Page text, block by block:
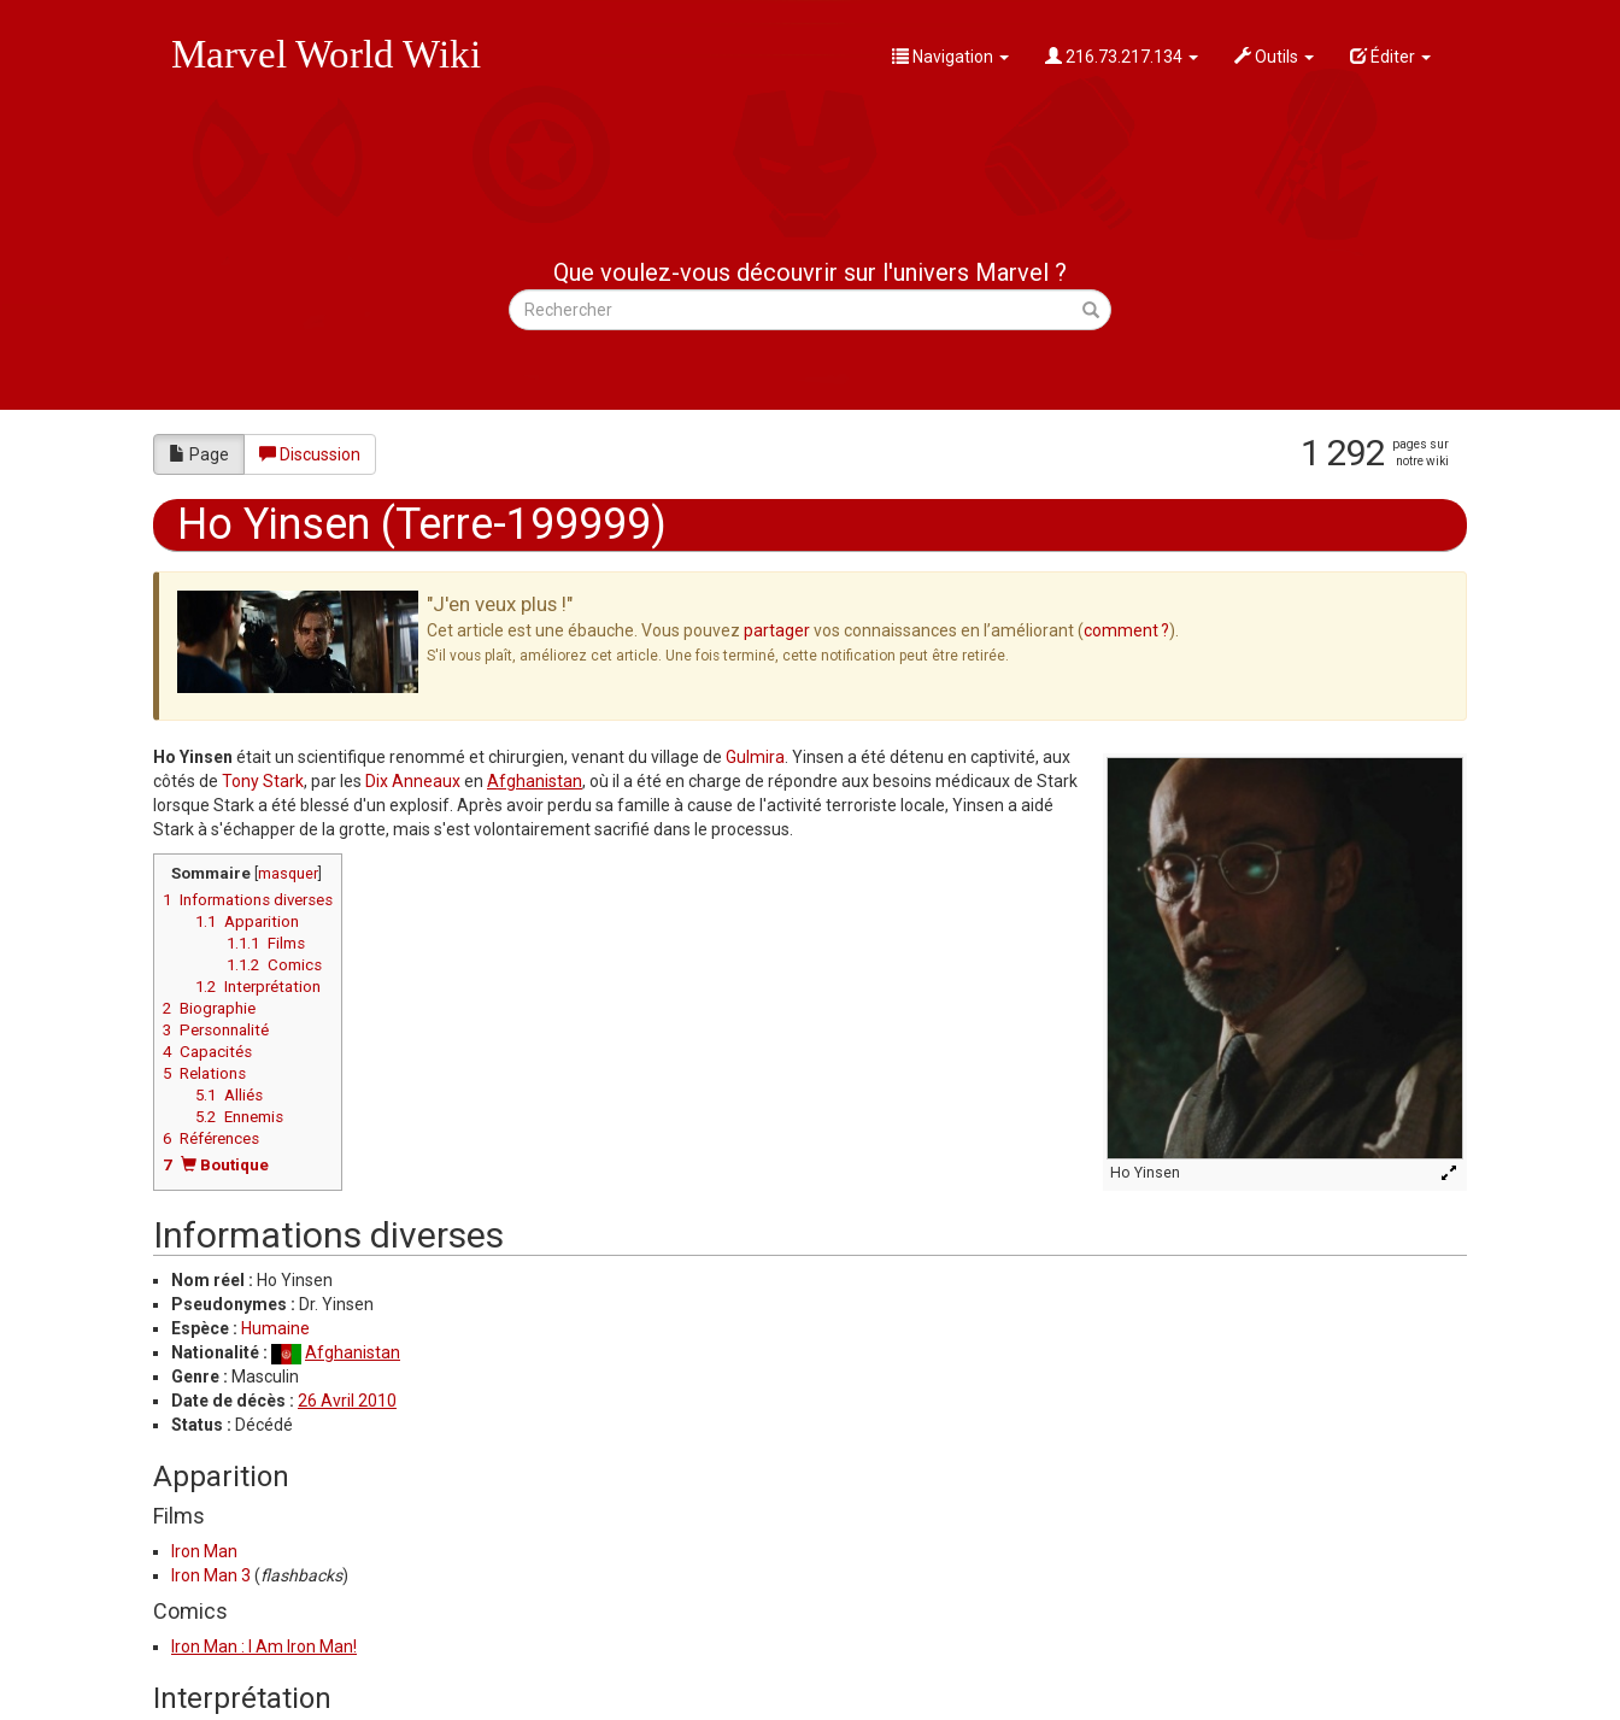
Marvel World Wiki Navigation 216.73.217.134 Outils Éditer
Que voulez-vous découvrir sur l'univers Marvel ?
Page Discussion 1 292
pages sur
notre wiki
Ho Yinsen (Terre-199999)
"J'en veux plus !"
Cet article est une ébauche. Vous pouvez partagervos connaissances en l’améliorant (comment ?).
S'il vous plaît, améliorez cet article. Une fois terminé, cette notification peut être retirée.
Ho Yinsen
Ho Yinsen était un scientifique renommé et chirurgien, venant du village de Gulmira. Yinsen a été détenu en captivité, aux
côtés de Tony Stark, par les Dix Anneauxen Afghanistan, où il a été en charge de répondre aux besoins médicaux de Stark
lorsque Stark a été blessé d'un explosif. Après avoir perdu sa famille à cause de l'activité terroriste locale, Yinsen a aidé
Stark à s'échapper de la grotte, mais s'est volontairement sacrifié dans le processus.
Sommaire[ masquer]
1 Informations diverses
1.1 Apparition
1.1.1
Films
1.1.2 Comics
1.2 Interprétation
2 Biographie
3 Personnalité
4 Capacités
5 Relations
5.1 Alliés
5.2 Ennemis
6 Références
7
Boutique
Informations diverses
Nom réel : Ho Yinsen
Pseudonymes : Dr. Yinsen
Espèce : Humaine
Nationalité :
Afghanistan
Genre : Masculin
Date de décès : 26 Avril 2010
Status : Décédé
Apparition
Films
Iron Man
Iron Man 3 (flashbacks)
Comics
Iron Man : I Am Iron Man!
Interprétation